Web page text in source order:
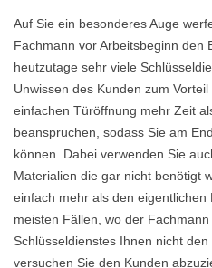
Auf Sie ein besonderes Auge
Fachmann vor Arbeitsbeginn den
heutzutage sehr viele
Unwissen des Kunden zum
einfachen Türöffnung mehr Zeit
beanspruchen, sodass Sie am
können. Dabei verwenden Sie
Materialien die gar nicht benötigt
einfach mehr als den
meisten Fällen, wo der
Schlüsseldienstes Ihnen nicht
versuchen Sie den Kunden